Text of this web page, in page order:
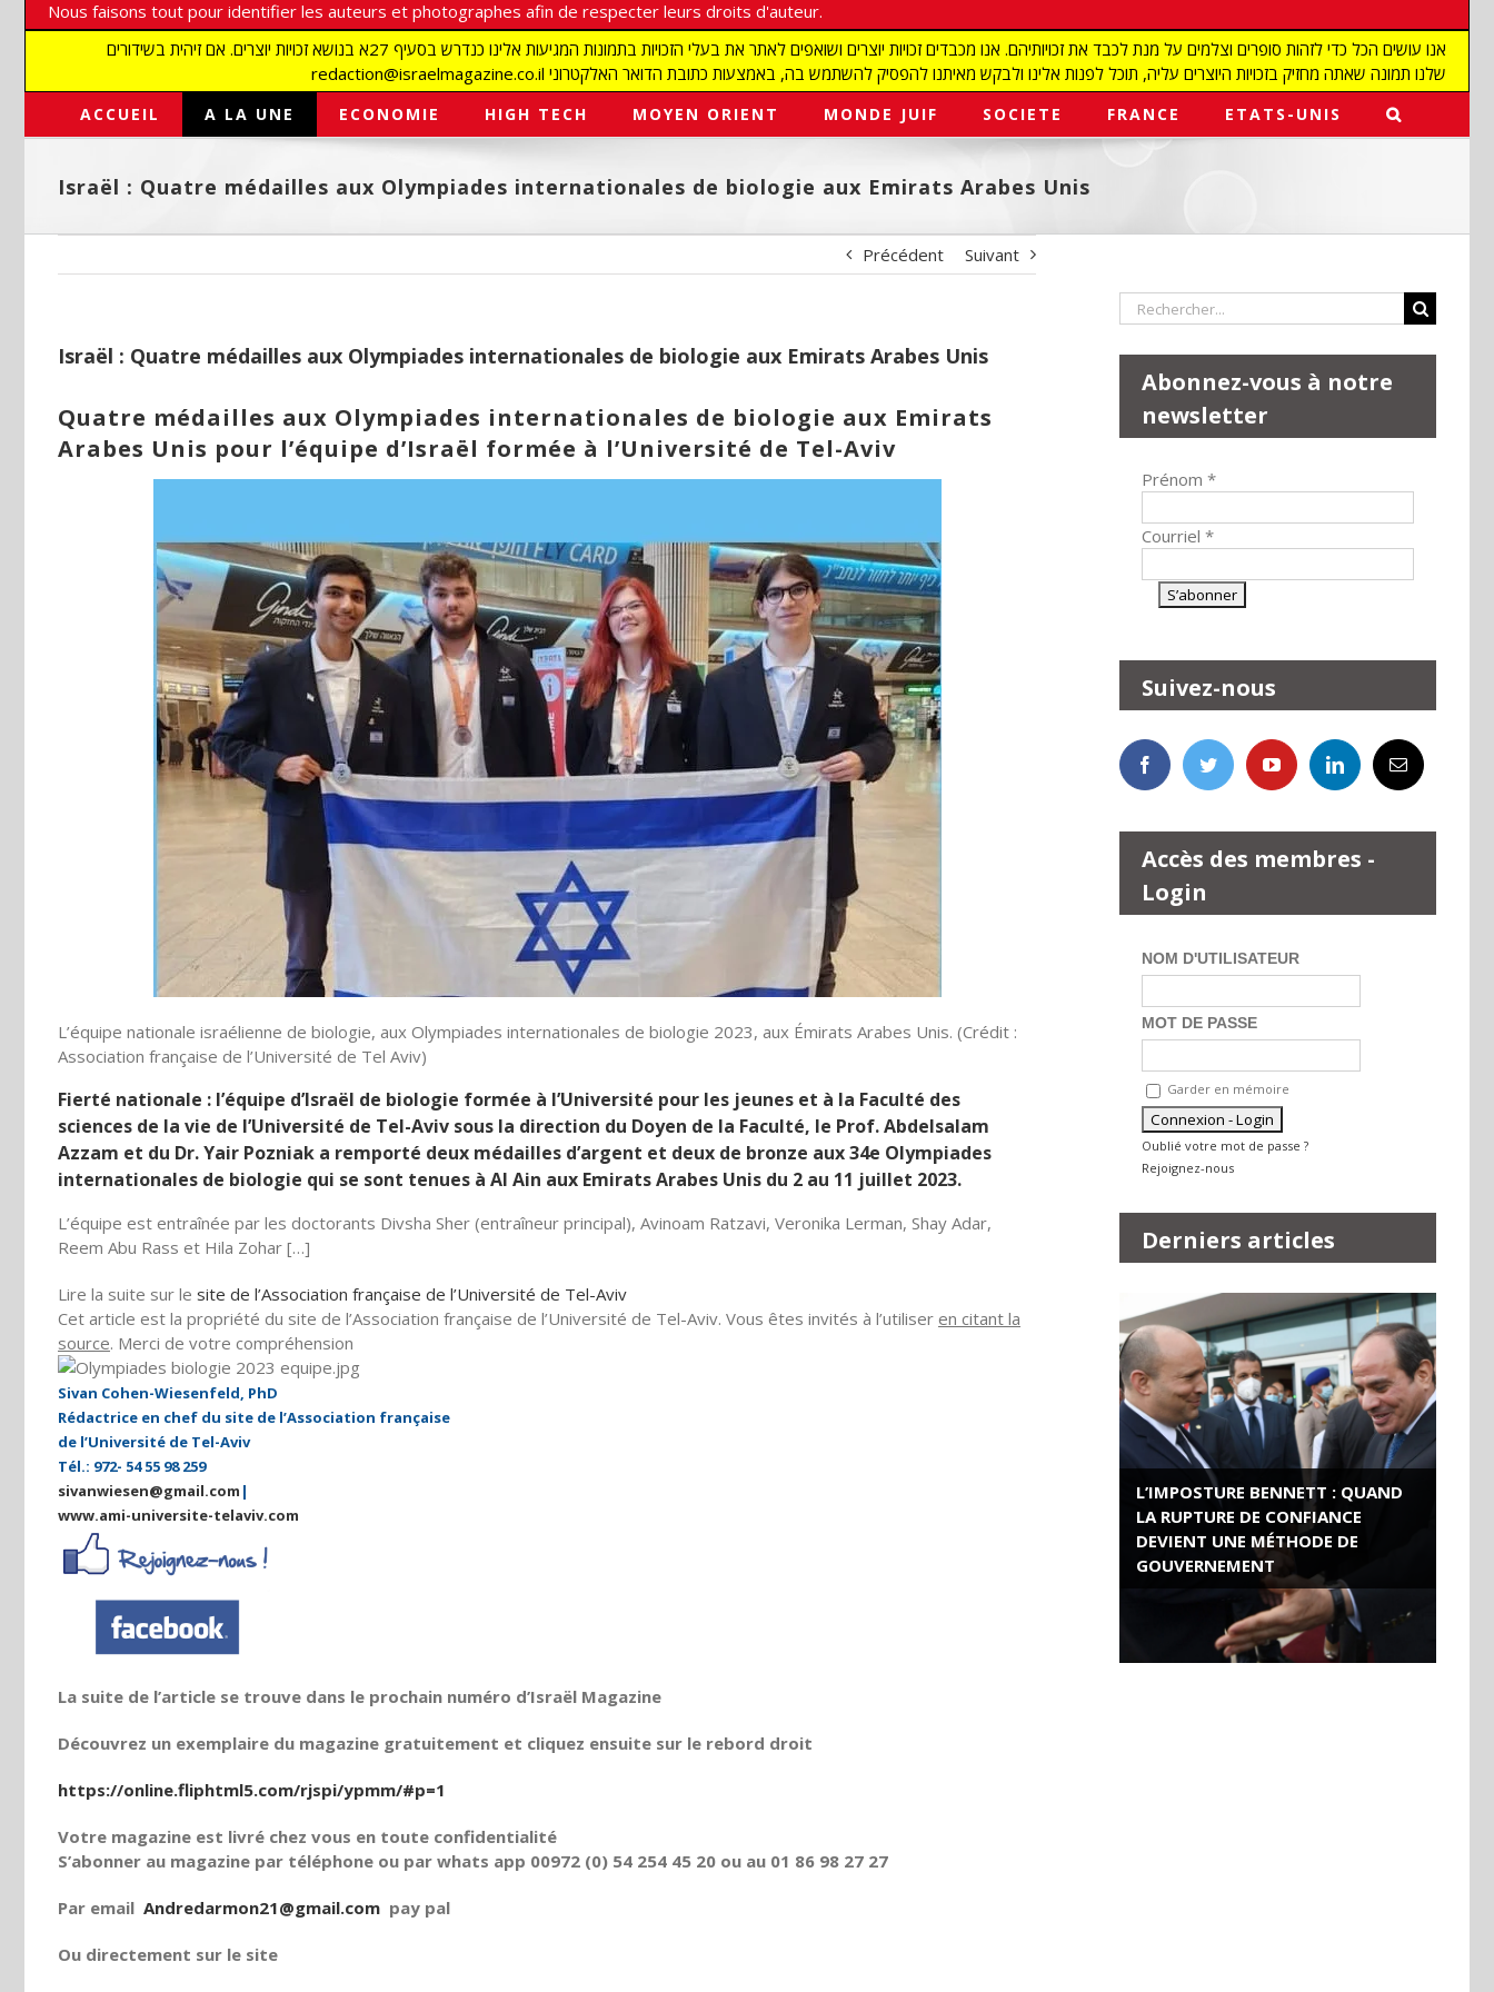
Nous faisons tout pour identifier les auteurs et photographes afin de respecter leurs droits d'auteur.
אנו עושים הכל כדי לזהות סופרים וצלמים על מנת לכבד את זכויותיהם. אנו מכבדים זכויות יוצרים ושואפים לאתר את בעלי הזכויות בתמונות המגיעות אלינו כנדרש בסעיף 27א בנושא זכויות יוצרים. אם זיהית בשידורים
redaction@israelmagazine.co.il שלנו תמונה שאתה מחזיק בזכויות היוצרים עליה, תוכל לפנות אלינו ולבקש מאיתנו להפסיק להשתמש בה, באמצעות כתובת הדואר האלקטרוני
ACCUEIL A LA UNE ECONOMIE HIGH TECH MOYEN ORIENT MONDE JUIF SOCIETE FRANCE ETATS-UNIS
Israël : Quatre médailles aux Olympiades internationales de biologie aux Emirats Arabes Unis
Précédent Suivant
Israël : Quatre médailles aux Olympiades internationales de biologie aux Emirats Arabes Unis
Quatre médailles aux Olympiades internationales de biologie aux Emirats
Arabes Unis pour l’équipe d’Israël formée à l’Université de Tel-Aviv
L’équipe nationale israélienne de biologie, aux Olympiades internationales de biologie 2023, aux Émirats Arabes Unis. (Crédit :
Association française de l’Université de Tel Aviv)
Fierté nationale : l’équipe d’Israël de biologie formée à l’Université pour les jeunes et à la Faculté des
sciences de la vie de l’Université de Tel-Aviv sous la direction du Doyen de la Faculté, le Prof. Abdelsalam
Azzam et du Dr. Yair Pozniak a remporté deux médailles d’argent et deux de bronze aux 34e Olympiades
internationales de biologie qui se sont tenues à Al Ain aux Emirats Arabes Unis du 2 au 11 juillet 2023.
L’équipe est entraînée par les doctorants Divsha Sher (entraîneur principal), Avinoam Ratzavi, Veronika Lerman, Shay Adar,
Reem Abu Rass et Hila Zohar […]
Lire la suite sur le site de l’Association française de l’Université de Tel-Aviv
Cet article est la propriété du site de l’Association française de l’Université de Tel-Aviv. Vous êtes invités à l’utiliser en citant la
source. Merci de votre compréhension
Sivan Cohen-Wiesenfeld, PhD
Rédactrice en chef du site de l’Association française
de l’Université de Tel-Aviv
Tél.: 972- 54 55 98 259
sivanwiesen@gmail.com |
www.ami-universite-telaviv.com
La suite de l’article se trouve dans le prochain numéro d’Israël Magazine
Découvrez un exemplaire du magazine gratuitement et cliquez ensuite sur le rebord droit
https://online.fliphtml5.com/rjspi/ypmm/#p=1
Votre magazine est livré chez vous en toute confidentialité
S’abonner au magazine par téléphone ou par whats app 00972 (0) 54 254 45 20 ou au 01 86 98 27 27
Par email Andredarmon21@gmail.com pay pal
Ou directement sur le site
Rechercher:
Abonnez-vous à notre
newsletter
Prénom *
Courriel *
Suivez-nous
Accès des membres -
Login
NOM D'UTILISATEUR
MOT DE PASSE
Garder en mémoire
Oublié votre mot de passe ?
Rejoignez-nous
Derniers articles
L’IMPOSTURE BENNETT : QUAND
LA RUPTURE DE CONFIANCE
DEVIENT UNE MÉTHODE DE
GOUVERNEMENT
ROSE VALLAND, HEROÏNE DE LA
RESISTANCE FRANÇAISE